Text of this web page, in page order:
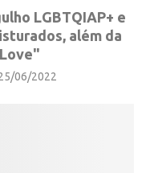
LGBTQIAP+ e
além da
06/2022